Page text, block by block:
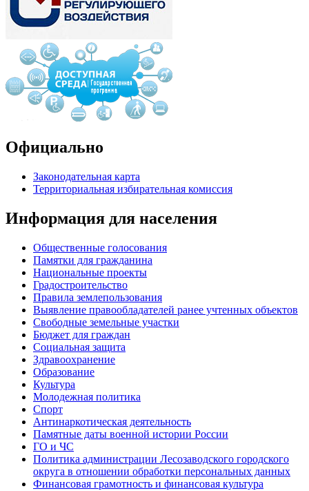
Официально
Законодательная карта
Территориальная избирательная комиссия
Информация для населения
Общественные голосования
Памятки для гражданина
Национальные проекты
Градостроительство
Правила землепользования
Выявление правообладателей ранее учтенных объектов
Свободные земельные участки
Бюджет для граждан
Социальная защита
Здравоохранение
Образование
Культура
Молодежная политика
Спорт
Антинаркотическая деятельность
Памятные даты военной истории России
ГО и ЧС
Политика администрации Лесозаводского городского
округа в отношении обработки персональных данных
Финансовая грамотность и финансовая культура